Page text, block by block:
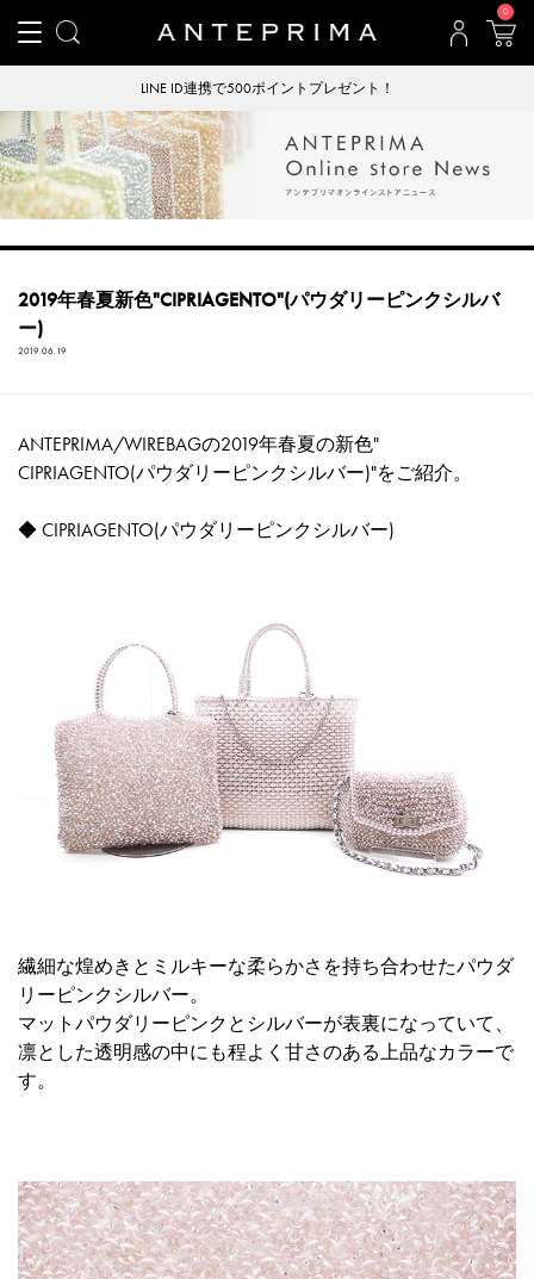
0
LINE ID連携で500ポイントプレゼント！
2019年春夏新色"CIPRIAGENTO"(パウダリーピンクシルバ
ー)
2019.06.19
ANTEPRIMA/WIREBAGの2019年春夏の新色"
CIPRIAGENTO(パウダリーピンクシルバー)"をご紹介。
◆CIPRIAGENTO(パウダリーピンクシルバー)
繊細な煌めきとミルキーな柔らかさを持ち合わせたパウダ
リーピンクシルバー。
マットパウダリーピンクとシルバーが表裏になっていて、
凛とした透明感の中にも程よく甘さのある上品なカラーで
す。